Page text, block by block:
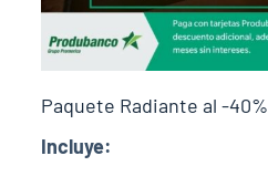
Paquete Radiante al -40%
Incluye: